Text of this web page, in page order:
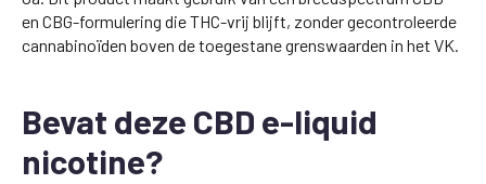
en CBG-formulering die THC-vrij blijft, zonder gecontroleerde
cannabinoïden boven de toegestane grenswaarden in het VK.
Bevat deze CBD e-liquid
nicotine?